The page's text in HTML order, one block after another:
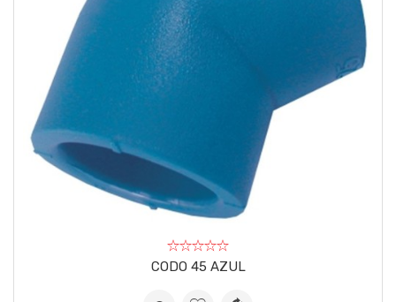
CODO 45 AZUL